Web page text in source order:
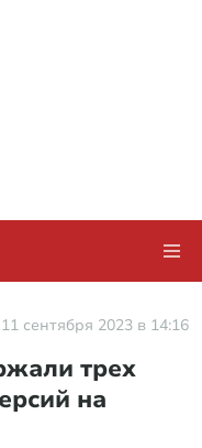
11 сентября 2023 в 14:16
трех
на